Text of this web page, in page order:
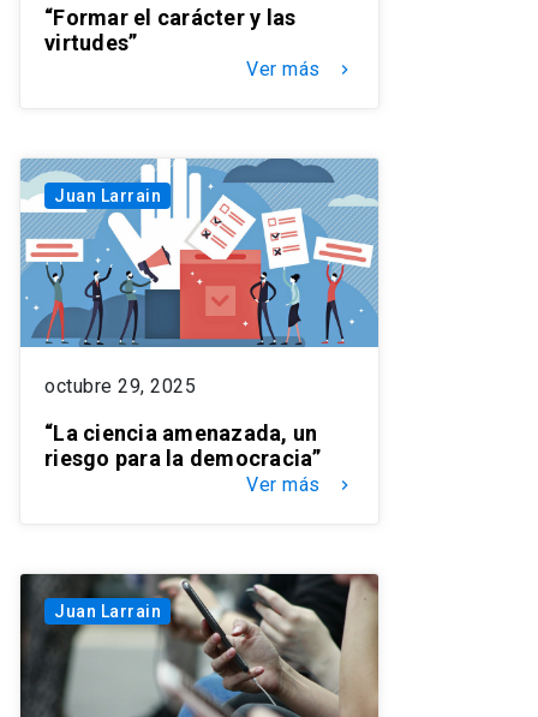
“Formar el carácter y las
virtudes”
Ver más keyboard_arrow_right
Juan Larrain
octubre 29, 2025
“La ciencia amenazada, un
riesgo para la democracia”
Ver más keyboard_arrow_right
Juan Larrain